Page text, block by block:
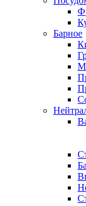
Барное